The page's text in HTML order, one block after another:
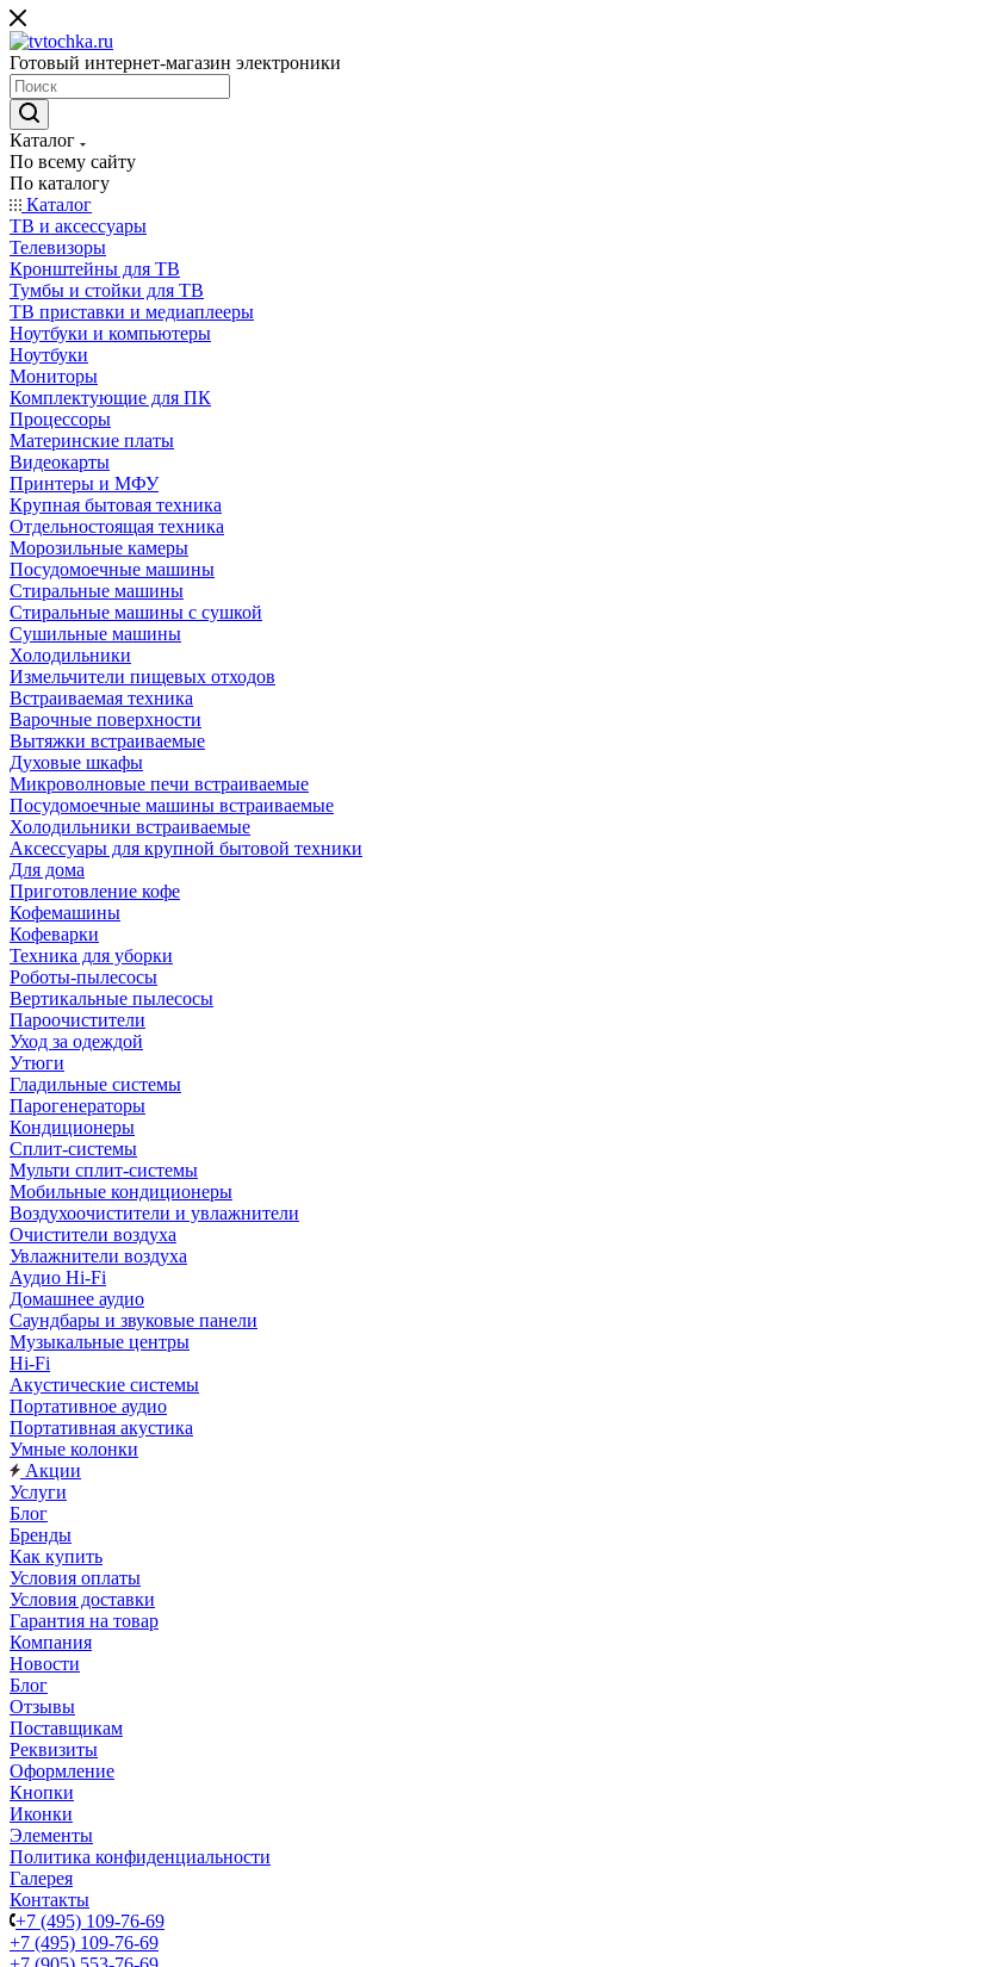
Готовый интернет-магазин электроники
Каталог
По всему сайту
По каталогу
Каталог
ТВ и аксессуары
Телевизоры
Кронштейны для ТВ
Тумбы и стойки для ТВ
ТВ приставки и медиаплееры
Ноутбуки и компьютеры
Ноутбуки
Мониторы
Комплектующие для ПК
Процессоры
Материнские платы
Видеокарты
Принтеры и МФУ
Крупная бытовая техника
Отдельностоящая техника
Морозильные камеры
Посудомоечные машины
Стиральные машины
Стиральные машины с сушкой
Сушильные машины
Холодильники
Измельчители пищевых отходов
Встраиваемая техника
Варочные поверхности
Вытяжки встраиваемые
Духовые шкафы
Микроволновые печи встраиваемые
Посудомоечные машины встраиваемые
Холодильники встраиваемые
Аксессуары для крупной бытовой техники
Для дома
Приготовление кофе
Кофемашины
Кофеварки
Техника для уборки
Роботы-пылесосы
Вертикальные пылесосы
Пароочистители
Уход за одеждой
Утюги
Гладильные системы
Парогенераторы
Кондиционеры
Сплит-системы
Мульти сплит-системы
Мобильные кондиционеры
Воздухоочистители и увлажнители
Очистители воздуха
Увлажнители воздуха
Аудио Hi-Fi
Домашнее аудио
Саундбары и звуковые панели
Музыкальные центры
Hi-Fi
Акустические системы
Портативное аудио
Портативная акустика
Умные колонки
Акции
Услуги
Блог
Бренды
Как купить
Условия оплаты
Условия доставки
Гарантия на товар
Компания
Новости
Блог
Отзывы
Поставщикам
Реквизиты
Оформление
Кнопки
Иконки
Элементы
Политика конфиденциальности
Галерея
Контакты
+7 (495) 109-76-69
+7 (495) 109-76-69